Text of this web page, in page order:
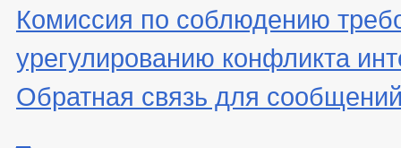
Комиссия по соблюдению
урегулированию конфликта
Обратная связь для